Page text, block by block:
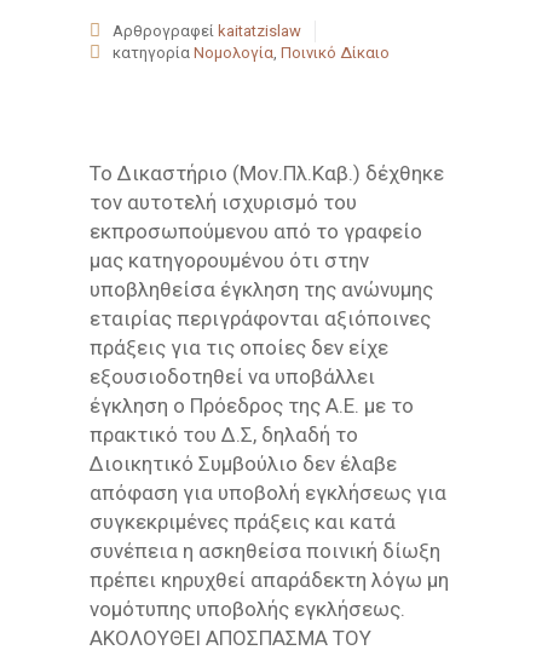
Αρθρογραφεί kaitatzislaw
κατηγορία Νομολογία, Ποινικό Δίκαιο
Το Δικαστήριο (Μον.Πλ.Καβ.) δέχθηκε
τον αυτοτελή ισχυρισμό του
εκπροσωπούμενου από το γραφείο
μας κατηγορουμένου ότι στην
υποβληθείσα έγκληση της ανώνυμης
εταιρίας περιγράφονται αξιόποινες
πράξεις για τις οποίες δεν είχε
εξουσιοδοτηθεί να υποβάλλει
έγκληση ο Πρόεδρος της Α.Ε. με το
πρακτικό του Δ.Σ, δηλαδή το
Διοικητικό Συμβούλιο δεν έλαβε
απόφαση για υποβολή εγκλήσεως για
συγκεκριμένες πράξεις και κατά
συνέπεια η ασκηθείσα ποινική δίωξη
πρέπει κηρυχθεί απαράδεκτη λόγω μη
νομότυπης υποβολής εγκλήσεως.
ΑΚΟΛΟΥΘΕΙ ΑΠΟΣΠΑΣΜΑ ΤΟΥ